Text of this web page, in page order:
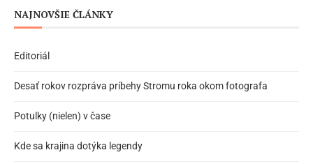
NAJNOVŠIE ČLÁNKY
Editoriál
Desať rokov rozpráva príbehy Stromu roka okom fotografa
Potulky (nielen) v čase
Kde sa krajina dotýka legendy